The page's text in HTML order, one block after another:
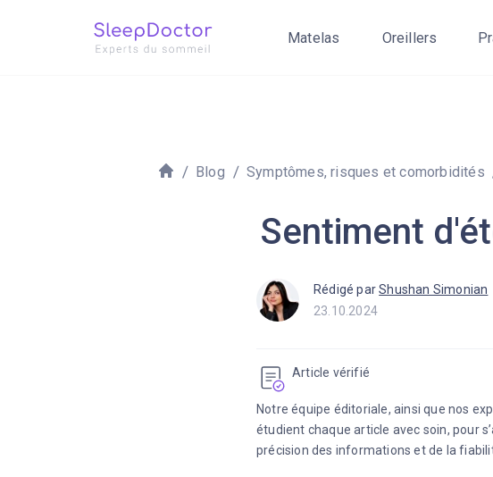
Matelas Oreillers
Blog Symptômes, risques et comorbidités
Sentiment
Rédigé parShushan Simonian
Article vérifié
Notre équipe éditoriale, ainsi que nos
étudient chaque article avec soin, pour
précision des informations et de la
23.10.2024